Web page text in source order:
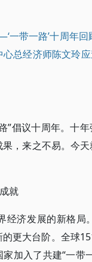
带一路’十周年
总经济师陈文玲
”倡议十周年。十
，来之不易。今
就
经济发展的新格
更大台阶。全球
加入了共建“一